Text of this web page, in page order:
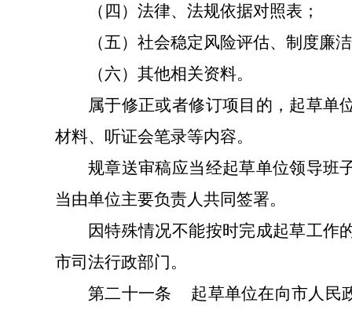
（四）法律、 法规依据对照表；
（五）社会稳定风险评估、制度廉
（六）其他相关资料。
属于修正或者修订项目的，起草单
材料、听证会笔录等内容。
规章送审稿应当经起草单位领导班
当由单位主要负责人共同签署。
因特殊情况不能按时完成起草工作
市司法行政部门。
第二十一条
起草单位在向市人民